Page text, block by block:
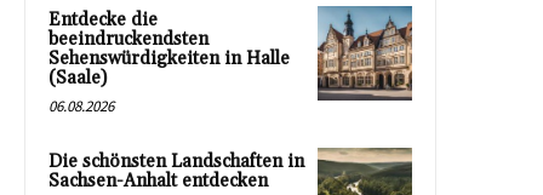
Entdecke die
beeindruckendsten
Sehenswürdigkeiten in Halle
(Saale)
06.08.2026
Die schönsten Landschaften in
Sachsen-Anhalt entdecken